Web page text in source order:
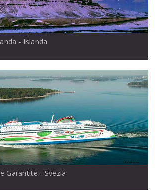
- Islanda
Garantite - Svezia